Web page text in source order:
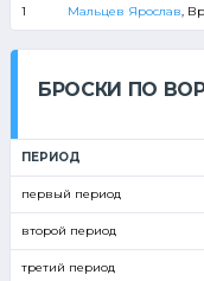
1 Мальцев Ярослав,
БРОСКИ ПО
ПЕРИОД
первый период
второй период
третий период